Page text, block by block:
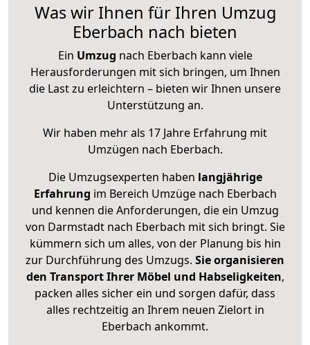
Was wir Ihnen für Ihren Umzug
Eberbach nach bieten
Ein Umzug nach Eberbach kann viele
Herausforderungen mit sich bringen, um Ihnen
die Last zu erleichtern – bieten wir Ihnen unsere
Unterstützung an.
Wir haben mehr als 17 Jahre Erfahrung mit
Umzügen nach Eberbach.
Die Umzugsexperten haben langjährige
Erfahrung im Bereich Umzüge nach Eberbach
und kennen die Anforderungen, die ein Umzug
von Darmstadt nach Eberbach mit sich bringt. Sie
kümmern sich um alles, von der Planung bis hin
zur Durchführung des Umzugs. Sie organisieren
den Transport Ihrer Möbel und Habseligkeiten,
packen alles sicher ein und sorgen dafür, dass
alles rechtzeitig an Ihrem neuen Zielort in
Eberbach ankommt.